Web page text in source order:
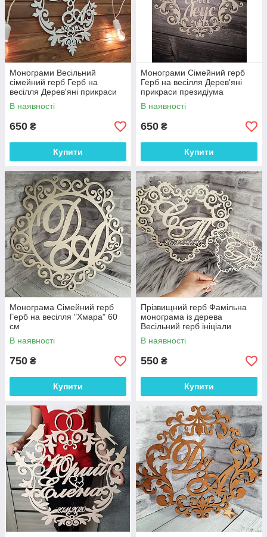
Монограми Весільний
сімейний герб Герб на
весілля Дерев'яні прикраси
президіума Монограма 50 см
В наявності
650 ₴
Купити
Монограми Сімейний герб
Герб на весілля Дерев'яні
прикраси президіума
Монограма "Серце №2" 50
см
В наявності
650 ₴
Купити
Монограма Сімейний герб
Герб на весілля "Хмара" 60
см
В наявності
750 ₴
Купити
Прізвищний герб Фамільна
монограма із дерева
Весільний герб ініціали
прізвище дата з дерева 45 см
В наявності
550 ₴
Купити